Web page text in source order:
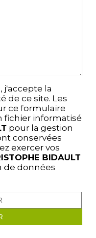
j'accepte la
de ce site. Les
ce formulaire
fichier informatisé
pour la gestion
conservées
exercer vos
BIDAULT
de données